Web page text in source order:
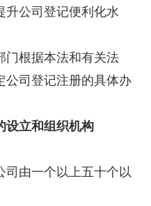
升公司登记便利化水
根据本法和有关法
公司登记注册的具体办
设立和组织机构
由一个以上五十个以